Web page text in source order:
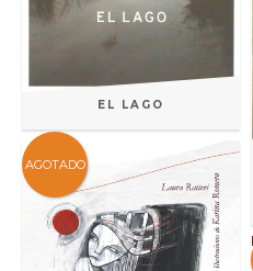
EL LAGO
AGOTADO